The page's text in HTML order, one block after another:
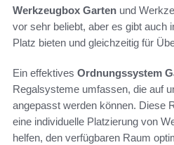
Werkzeugbox Garten und
vor sehr beliebt, aber es gibt auch
Platz bieten und gleichzeitig für
Ein effektives Ordnungssystem
Regalsysteme umfassen, die auf
angepasst werden können. Diese
eine individuelle Platzierung von
helfen, den verfügbaren Raum